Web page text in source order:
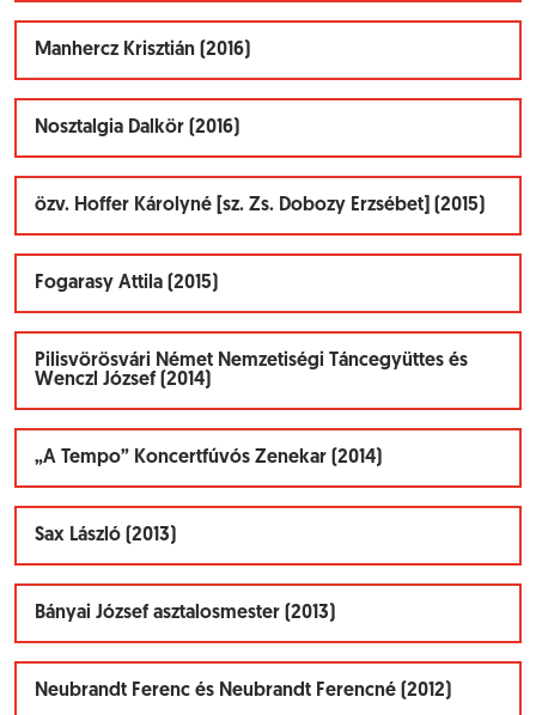
Manhercz Krisztián (2016)
Nosztalgia Dalkör (2016)
özv. Hoffer Károlyné [sz. Zs. Dobozy Erzsébet] (2015)
Fogarasy Attila (2015)
Pilisvörösvári Német Nemzetiségi Táncegyüttes és
Wenczl József (2014)
„A Tempo” Koncertfúvós Zenekar (2014)
Sax László (2013)
Bányai József asztalosmester (2013)
Neubrandt Ferenc és Neubrandt Ferencné (2012)